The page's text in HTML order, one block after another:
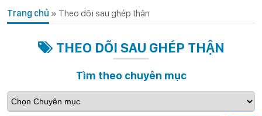
Trang chủ » Theo dõi sau ghép thận
THEO DÕI SAU GHÉP THẬN
Tìm theo chuyên mục